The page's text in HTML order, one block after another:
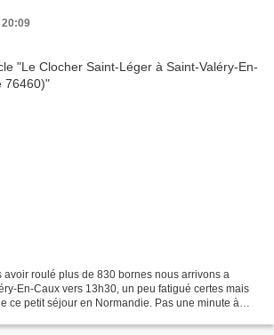
20:09
avoir roulé plus de 830 bornes nous arrivons a
En-Caux vers 13h30, un peu fatigué certes mais
ce petit séjour en Normandie. Pas une minute à